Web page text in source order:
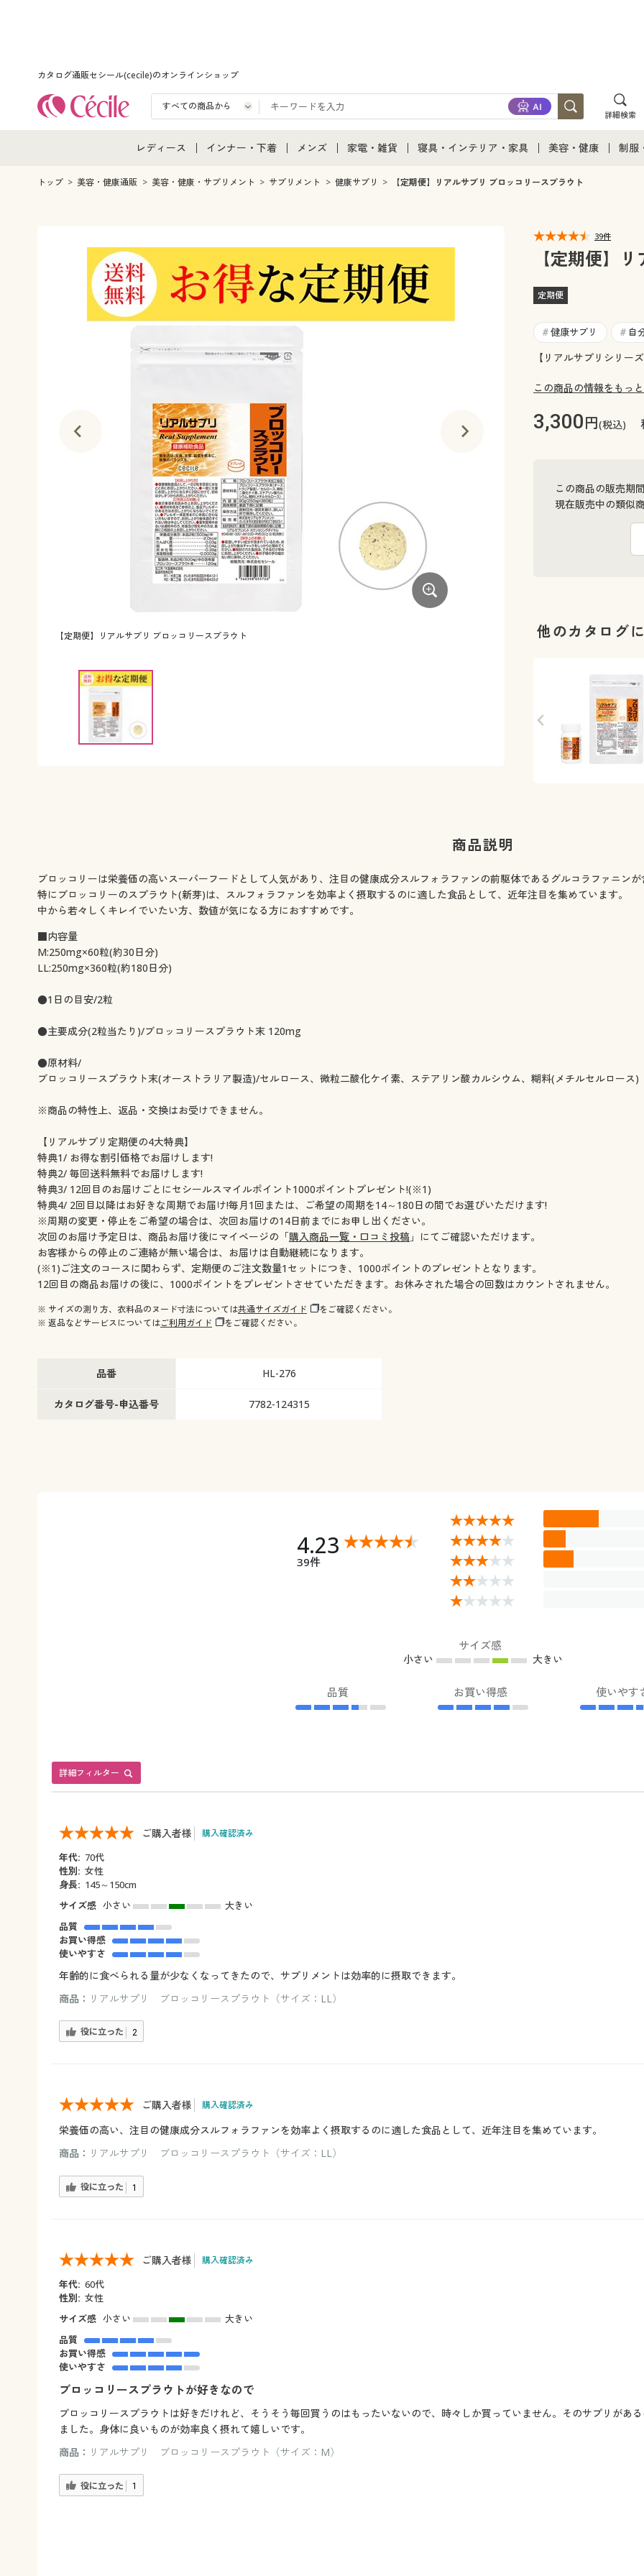
カタログ通販セシール(cecile)のオンラインショップ
詳細検索
レディース
レディース通販すべて
女性下着
インナー・下着
インナー・下着通販すべて
メンズ下着
ジュニア・ティーンズ下着
メンズ
メンズ通販すべて
メンズ下着
家電・雑貨
家電・雑貨すべて
キッチン・雑貨・日用品
寝具・インテリア・家具
寝具・インテリア・家具通販すべて
寝具・ベッド
カーテン・ラグ・ファブリック
美容・健康
美容・健康通販すべて
制服
ジ
トップ 美容・健康通販 美容・健康・サプリメント サプリメント 健康サプリ 【定期便】リアルサプリ ブロッコリースプラウト
【定期便】リアルサプリ ブロッコリースプラウト
39件
【定期便】
定期便
# 健康サプリ # 自
【リアルサプリシリー
この商品の情報をもっ
3,300円(税込)
この商品の販売期
現在販売中の類似
他のカタログ
商品説明
ブロッコリーは栄養価の高いスーパーフードとして人気があり、注目の健康成分スルフォラファンの前駆体であるグルコラファニンが
特にブロッコリーのスプラウト(新芽)は、スルフォラファンを効率よく摂取するのに適した食品として、近年注目を集めています。
中から若々しくキレイでいたい方、数値が気になる方におすすめです。
■内容量
M:250mg×60粒(約30日分)
LL:250mg×360粒(約180日分)
●1日の目安/2粒
●主要成分(2粒当たり)/ブロッコリースプラウト末 120mg
●原材料/
ブロッコリースプラウト末(オーストラリア製造)/セルロース、微粒二酸化ケイ素、ステアリン酸カルシウム、糊料(メチルセルロース)
※商品の特性上、返品・交換はお受けできません。
【リアルサプリ定期便の4大特典】
特典1/ お得な割引価格でお届けします!
特典2/ 毎回送料無料でお届けします!
特典3/ 12回目のお届けごとにセシールスマイルポイント1000ポイントプレゼント!(※1)
特典4/ 2回目以降はお好きな周期でお届け!毎月1回または、ご希望の周期を14～180日の間でお選びいただけます!
※周期の変更・停止をご希望の場合は、次回お届けの14日前までにお申し出ください。
次回のお届け予定日は、商品お届け後にマイページの「購入商品一覧・口コミ投稿 」にてご確認いただけます。
お客様からの停止のご連絡が無い場合は、お届けは自動継続になります。
(※1)ご注文のコースに関わらず、定期便のご注文数量1セットにつき、1000ポイントのプレゼントとなります。
12回目の商品お届けの後に、1000ポイントをプレゼントさせていただきます。お休みされた場合の回数はカウントされません。
※ サイズの測り方、衣料品のヌード寸法については共通サイズガイド
をご確認ください。
※ 返品などサービスについてはご利用ガイド をご確認ください。
品番 HL-276
カタログ番号-申込番号 7782-124315
4.23
39件
サイズ感
小さい 大きい
品質 お買い得感 使いやす
詳細フィルター
ご購入者様 購入確認済み
年代: 70代
性別: 女性
身長: 145～150cm
サイズ感 小さい
大きい
品質
お買い得感
使いやすさ
年齢的に食べられる量が少なくなってきたので、サプリメントは効率的に摂取できます。
商品： リアルサプリ ブロッコリースプラウト（サイズ：LL）
役に立った 2
ご購入者様 購入確認済み
栄養価の高い、注目の健康成分スルフォラファンを効率よく摂取するのに適した食品として、近年注目を集めています。
商品： リアルサプリ ブロッコリースプラウト（サイズ：LL）
役に立った 1
ご購入者様 購入確認済み
年代: 60代
性別: 女性
サイズ感 小さい
大きい
品質
お買い得感
使いやすさ
ブロッコリースプラウトが好きなので
ブロッコリースプラウトは好きだけれど、そうそう毎回買うのはもったいないので、時々しか買っていません。そのサプリがあ
ました。身体に良いものが効率良く摂れて嬉しいです。
商品： リアルサプリ ブロッコリースプラウト（サイズ：M）
役に立った 1